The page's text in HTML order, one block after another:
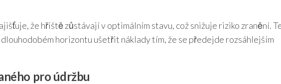
že hřiště zůstávají v optimálním stavu, což snižuje riziko zranění.
horizontu ušetřit náklady tím, že se předejde rozsáhlejším
pro údržbu